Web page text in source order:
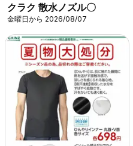
クラク 散水ノズル〇
金曜日から 2026/08/07